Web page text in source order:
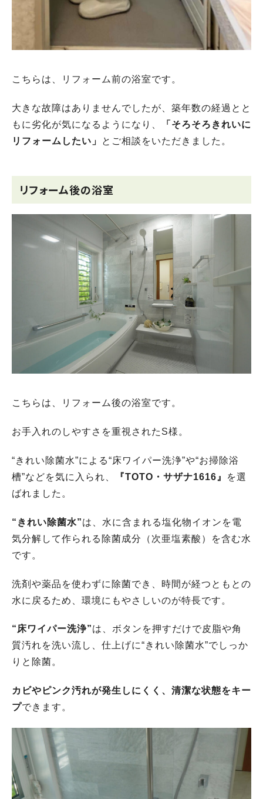
こちらは、リフォーム前の浴室です。
大きな故障はありませんでしたが、築年数の経過とと
もに劣化が気になるようになり、
「そろそろきれいに
リフォームしたい」
とご相談をいただきました。
リフォーム後の浴室
こちらは、リフォーム後の浴室です。
お手入れのしやすさを重視されたS様。
“きれい除菌水”による“床ワイパー洗浄”や“お掃除浴
槽”などを気に入られ、
『TOTO・サザナ1616』
を選
ばれました。
“きれい除菌水”は、水に含まれる塩化物イオンを電
気分解して作られる除菌成分（次亜塩素酸）を含む水
です。
洗剤や薬品を使わずに除菌でき、時間が経つともとの
水に戻るため、環境にもやさしいのが特長です。
“床ワイパー洗浄”は、ボタンを押すだけで皮脂や角
質汚れを洗い流し、仕上げに“きれい除菌水”でしっか
りと除菌。
カビやピンク汚れが発生しにくく、清潔な状態をキー
プできます。